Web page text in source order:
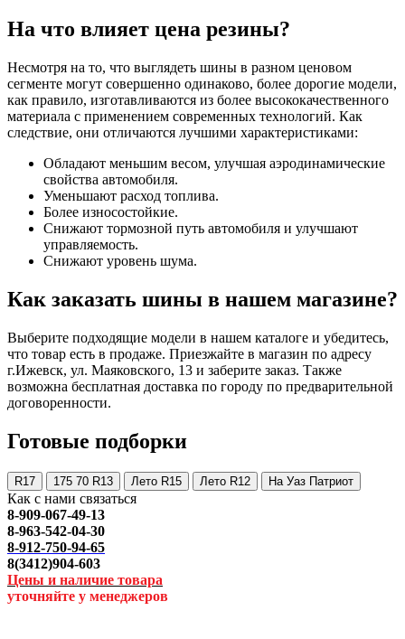
На что влияет цена резины?
Несмотря на то, что выглядеть шины в разном ценовом
сегменте могут совершенно одинаково, более дорогие модели,
как правило, изготавливаются из более высококачественного
материала с применением современных технологий. Как
следствие, они отличаются лучшими характеристиками:
Обладают меньшим весом, улучшая аэродинамические
свойства автомобиля.
Уменьшают расход топлива.
Более износостойкие.
Снижают тормозной путь автомобиля и улучшают
управляемость.
Снижают уровень шума.
Как заказать шины в нашем магазине?
Выберите подходящие модели в нашем каталоге и убедитесь,
что товар есть в продаже. Приезжайте в магазин по адресу
г.Ижевск, ул. Маяковского, 13 и заберите заказ. Также
возможна бесплатная доставка по городу по предварительной
договоренности.
Готовые подборки
R17 175 70 R13 Лето R15 Лето R12 На Уаз Патриот
Как с нами связаться
8-909-067-49-13
8-963-542-04-30
8-912-750-94-65
8(3412)904-603
Цены и наличие товара
уточняйте у менеджеров